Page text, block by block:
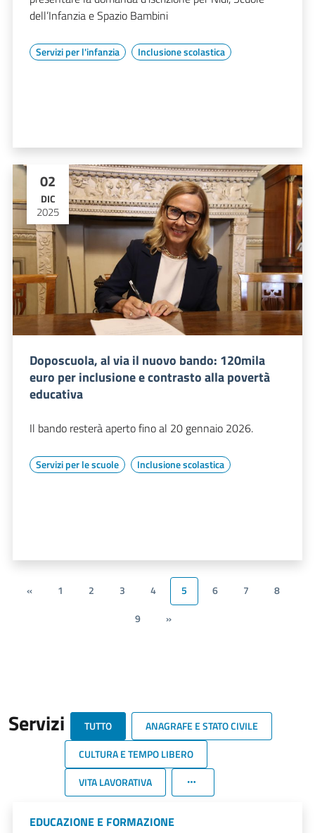
dell’Infanzia e Spazio Bambini
Servizi per l'infanzia Inclusione scolastica
02
DIC
2025
Doposcuola, al via il nuovo bando: 120mila
euro per inclusione e contrasto alla povertà
educativa
Il bando resterà aperto fino al 20 gennaio 2026.
Servizi per le scuole Inclusione scolastica
« 1 2 3 4 5 6 7
8
9
»
Servizi TUTTO
ANAGRAFE E STATO CIVILE
CULTURA E TEMPO LIBERO
VITA LAVORATIVA
EDUCAZIONE E FORMAZIONE